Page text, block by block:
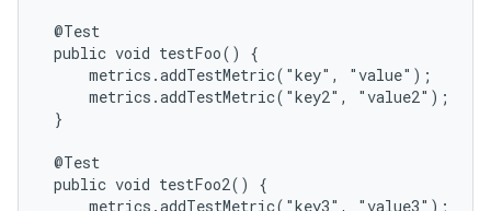
@Test
public void testFoo() {
     metrics.addTestMetric("key", "value");
     metrics.addTestMetric("key2", "value2");
}
@Test
public void testFoo2() {
     metrics.addTestMetric("key3", "value3");